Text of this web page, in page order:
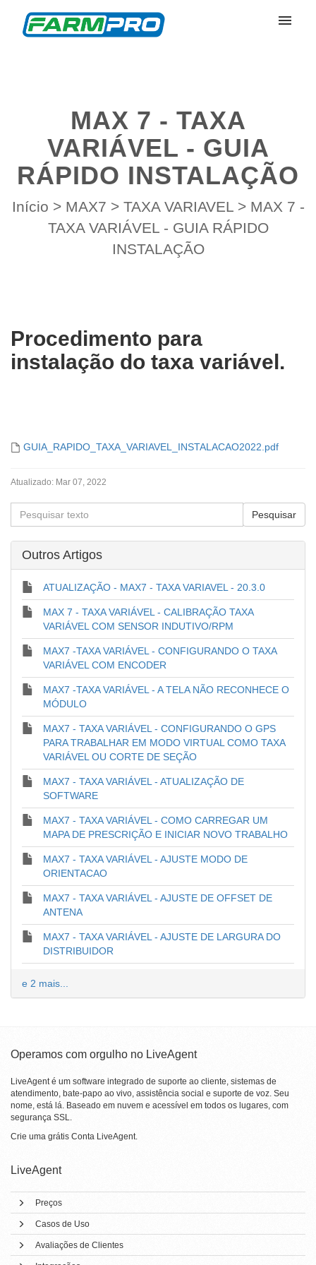
MAX 7 - TAXA
VARIÁVEL - GUIA
RÁPIDO INSTALAÇÃO
Início > MAX7 > TAXA VARIAVEL > MAX 7 -
TAXA VARIÁVEL - GUIA RÁPIDO
INSTALAÇÃO
Procedimento para
instalação do taxa variável.
GUIA_RAPIDO_TAXA_VARIAVEL_INSTALACAO2022.pdf
Atualizado: Mar 07, 2022
Outros Artigos
ATUALIZAÇÃO - MAX7 - TAXA VARIAVEL - 20.3.0
MAX 7 - TAXA VARIÁVEL - CALIBRAÇÃO TAXA
VARIÁVEL COM SENSOR INDUTIVO/RPM
MAX7 -TAXA VARIÁVEL - CONFIGURANDO O TAXA
VARIÁVEL COM ENCODER
MAX7 -TAXA VARIÁVEL - A TELA NÃO RECONHECE O
MÓDULO
MAX7 - TAXA VARIÁVEL - CONFIGURANDO O GPS
PARA TRABALHAR EM MODO VIRTUAL COMO TAXA
VARIÁVEL OU CORTE DE SEÇÃO
MAX7 - TAXA VARIÁVEL - ATUALIZAÇÃO DE
SOFTWARE
MAX7 - TAXA VARIÁVEL - COMO CARREGAR UM
MAPA DE PRESCRIÇÃO E INICIAR NOVO TRABALHO
MAX7 - TAXA VARIÁVEL - AJUSTE MODO DE
ORIENTACAO
MAX7 - TAXA VARIÁVEL - AJUSTE DE OFFSET DE
ANTENA
MAX7 - TAXA VARIÁVEL - AJUSTE DE LARGURA DO
DISTRIBUIDOR
e 2 mais...
Operamos com orgulho no LiveAgent
LiveAgent é um software integrado de suporte ao cliente, sistemas de
atendimento, bate-papo ao vivo, assistência social e suporte de voz. Seu
nome, está lá. Baseado em nuvem e acessível em todos os lugares, com
segurança SSL.
Crie uma grátis Conta LiveAgent.
LiveAgent
Preços
Casos de Uso
Avaliações de Clientes